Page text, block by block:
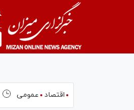
اقتصاد عمومی